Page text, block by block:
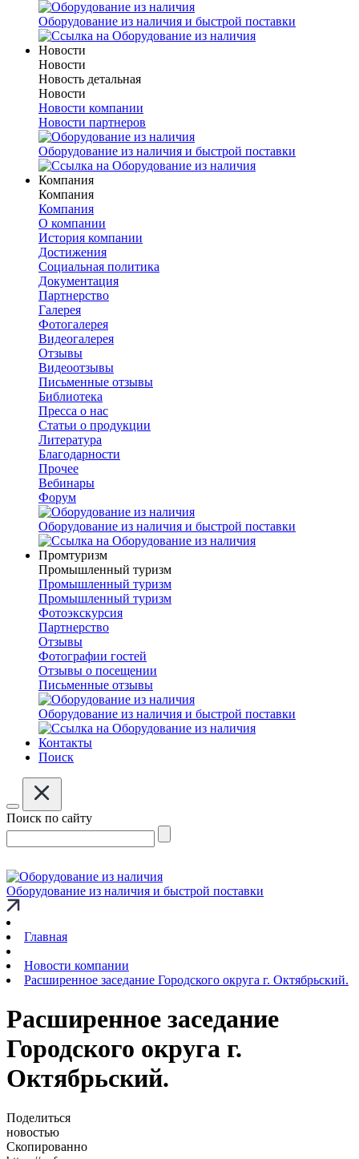
Оборудование из наличия и быстрой поставки
Новости
Новости
Новость детальная
Новости
Новости компании
Новости партнеров
Оборудование из наличия и быстрой поставки
Компания
Компания
Компания
О компании
История компании
Достижения
Социальная политика
Документация
Партнерство
Галерея
Фотогалерея
Видеогалерея
Отзывы
Видеоотзывы
Письменные отзывы
Библиотека
Пресса о нас
Статьи о продукции
Литература
Благодарности
Прочее
Вебинары
Форум
Оборудование из наличия и быстрой поставки
Промтуризм
Промышленный туризм
Промышленный туризм
Промышленный туризм
Фотоэкскурсия
Партнерство
Отзывы
Фотографии гостей
Отзывы о посещении
Письменные отзывы
Оборудование из наличия и быстрой поставки
Контакты
Поиск
Поиск по сайту
Оборудование из наличия и быстрой поставки
Главная
Новости компании
Расширенное заседание Городского округа г. Октябрьский.
Расширенное заседание
Городского округа г.
Октябрьский.
Поделиться
новостью
Скопированно